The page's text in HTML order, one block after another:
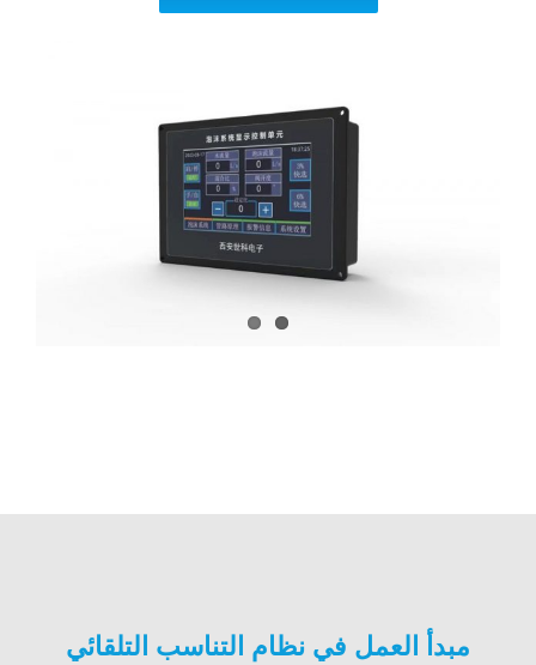
مبدأ العمل في نظام التناسب التلقائي